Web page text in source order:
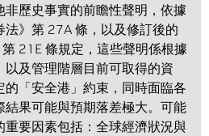
歷史事實的前瞻性聲明，依據
》第 27A 條，以及修訂後的
21E 條規定，這些聲明係根據
及管理階層目前可取得的資
「安全港」約束，同時面臨各
果可能與預期落差極大。可能
要因素包括：全球經濟狀況與